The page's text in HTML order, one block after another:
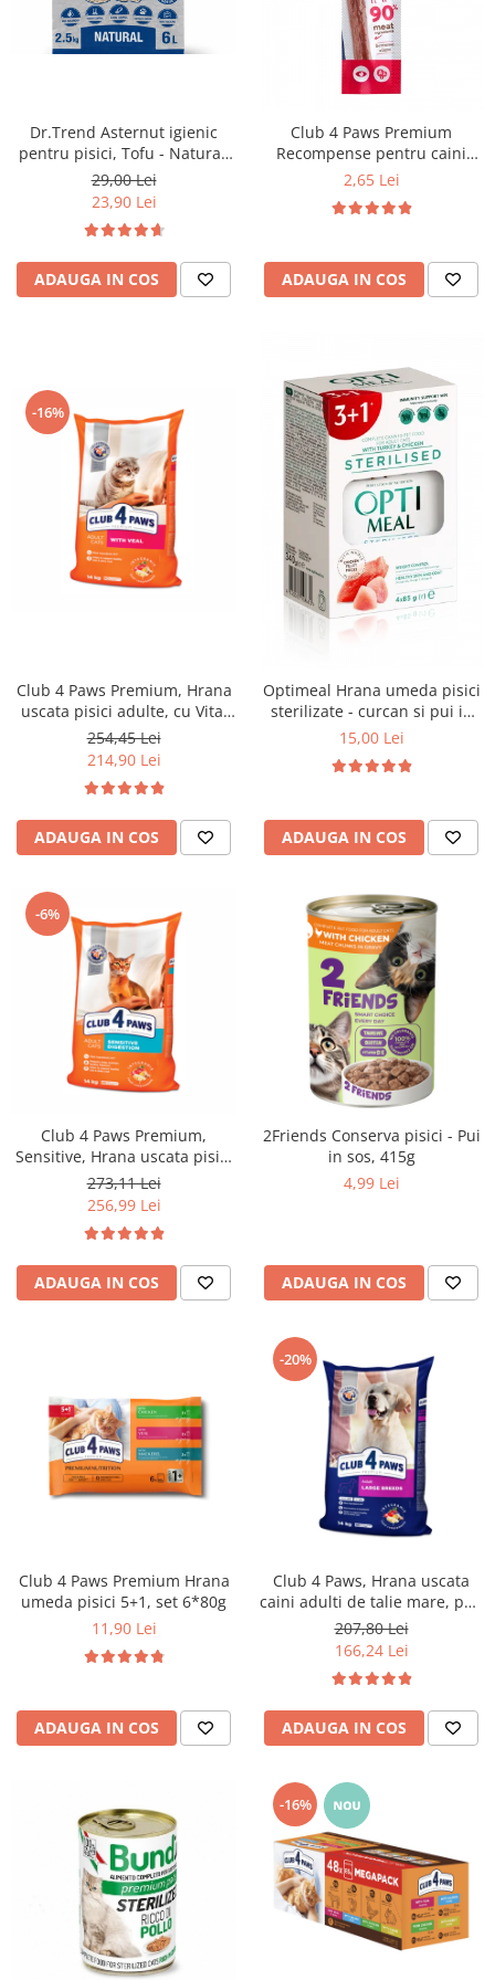
Dr.Trend Asternut igienic
pentru pisici, Tofu - Natural,
6L/2.5kg
29,00 Lei
23,90 Lei
ADAUGA IN COS
Club 4 Paws Premium
Recompense pentru caini
stick cu vita, 12g
2,65 Lei
ADAUGA IN COS
-16%
Club 4 Paws Premium, Hrana
uscata pisici adulte, cu Vita,
14kg
254,45 Lei
214,90 Lei
ADAUGA IN COS
Optimeal Hrana umeda pisici
sterilizate - curcan si pui in
sos, set 3+1, 4*0,085kg
15,00 Lei
ADAUGA IN COS
-6%
Club 4 Paws Premium,
Sensitive, Hrana uscata pisici
adulte, 14kg
273,11 Lei
256,99 Lei
ADAUGA IN COS
2Friends Conserva pisici - Pui
in sos, 415g
4,99 Lei
ADAUGA IN COS
Club 4 Paws Premium Hrana
umeda pisici 5+1, set 6*80g
11,90 Lei
ADAUGA IN COS
-20%
Club 4 Paws, Hrana uscata
caini adulti de talie mare, pui,
14kg
207,80 Lei
166,24 Lei
ADAUGA IN COS
-16%